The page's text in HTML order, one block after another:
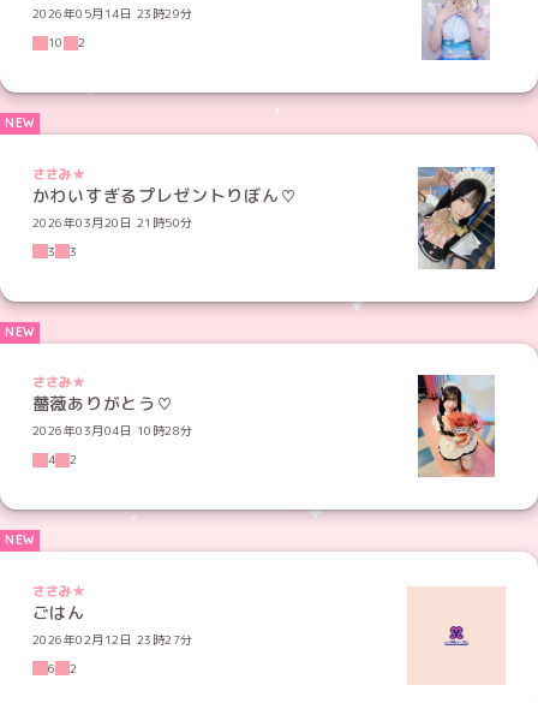
2026年05月14日 23時29分
10
2
ささみ★
かわいすぎるプレゼントりぼん♡
2026年03月20日 21時50分
3
3
ささみ★
薔薇ありがとう♡
2026年03月04日 10時28分
4
2
ささみ★
ごはん
2026年02月12日 23時27分
6
2